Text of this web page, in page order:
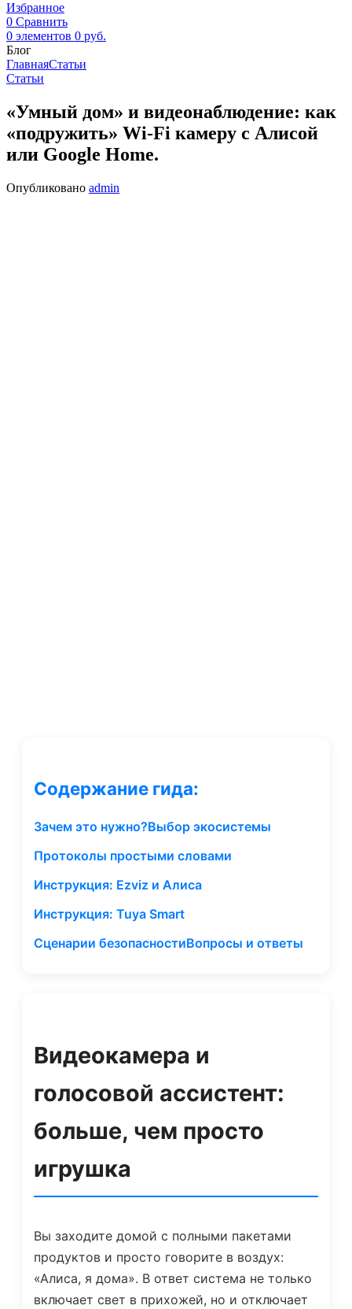
Избранное
0 Сравнить
0 элементов 0 руб.
Блог
ГлавнаяСтатьи
Статьи
«Умный дом» и видеонаблюдение: как
«подружить» Wi-Fi камеру с Алисой
или Google Home.
Опубликовано admin
Содержание гида:
Зачем это нужно?Выбор экосистемы
Протоколы простыми словами
Инструкция: Ezviz и Алиса
Инструкция: Tuya Smart
Сценарии безопасностиВопросы и ответы
Видеокамера и
голосовой ассистент:
больше, чем просто
игрушка
Вы заходите домой с полными пакетами
продуктов и просто говорите в воздух:
«Алиса, я дома». В ответ система не только
включает свет в прихожей, но и отключает